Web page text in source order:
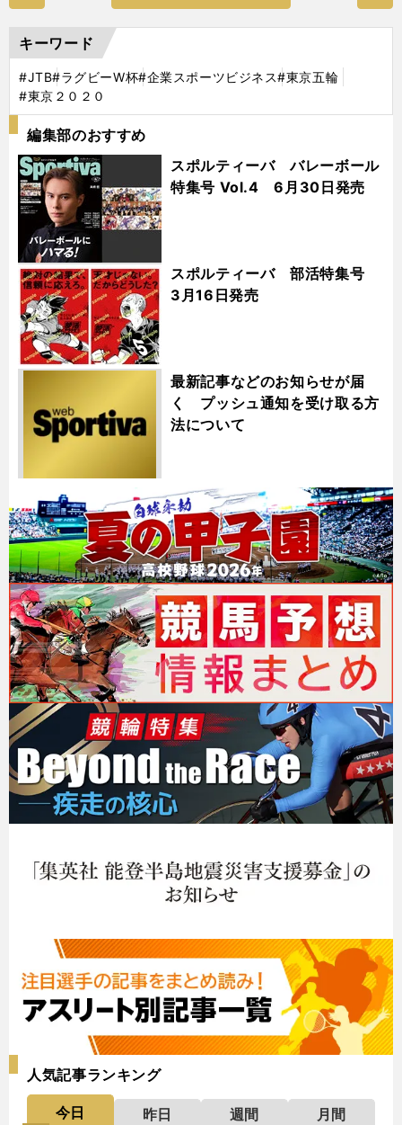
キーワード
#JTB#ラグビーW杯#企業スポーツビジネス#東京五輪
#東京２０２０
編集部のおすすめ
スポルティーバ バレーボール
特集号 Vol.4 6月30日発売
スポルティーバ 部活特集号
3月16日発売
最新記事などのお知らせが届
く プッシュ通知を受け取る方
法について
人気記事ランキング
今日 昨日 週間
月間